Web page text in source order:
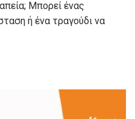
Μπορεί ένας
ή ένα τραγούδι να